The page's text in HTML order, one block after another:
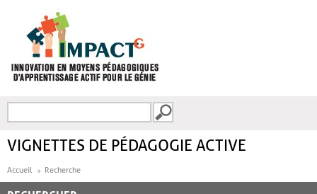
FORMULAIRE DE
VIGNETTES DE PÉDAGOGIE ACTIVE
Accueil Recherche